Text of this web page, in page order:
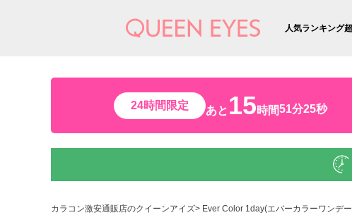
人気ランキング
24時間限定 あと 15時間51分23秒
カラコン激安通販店のクイーンアイズ Ever Color 1day(エバーカラーワンデ